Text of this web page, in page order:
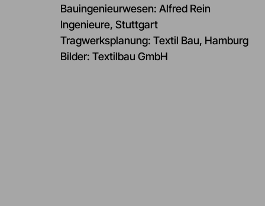
Bauingenieurwesen: Alfred Rein
Ingenieure, Stuttgart
Tragwerksplanung: Textil Bau, Hamburg
Bilder: Textilbau GmbH